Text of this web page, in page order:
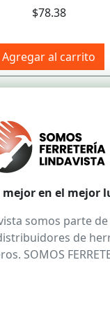
$78.38
Agregar al carrito
mejor en el mejor
somos parte
de
SOMOS